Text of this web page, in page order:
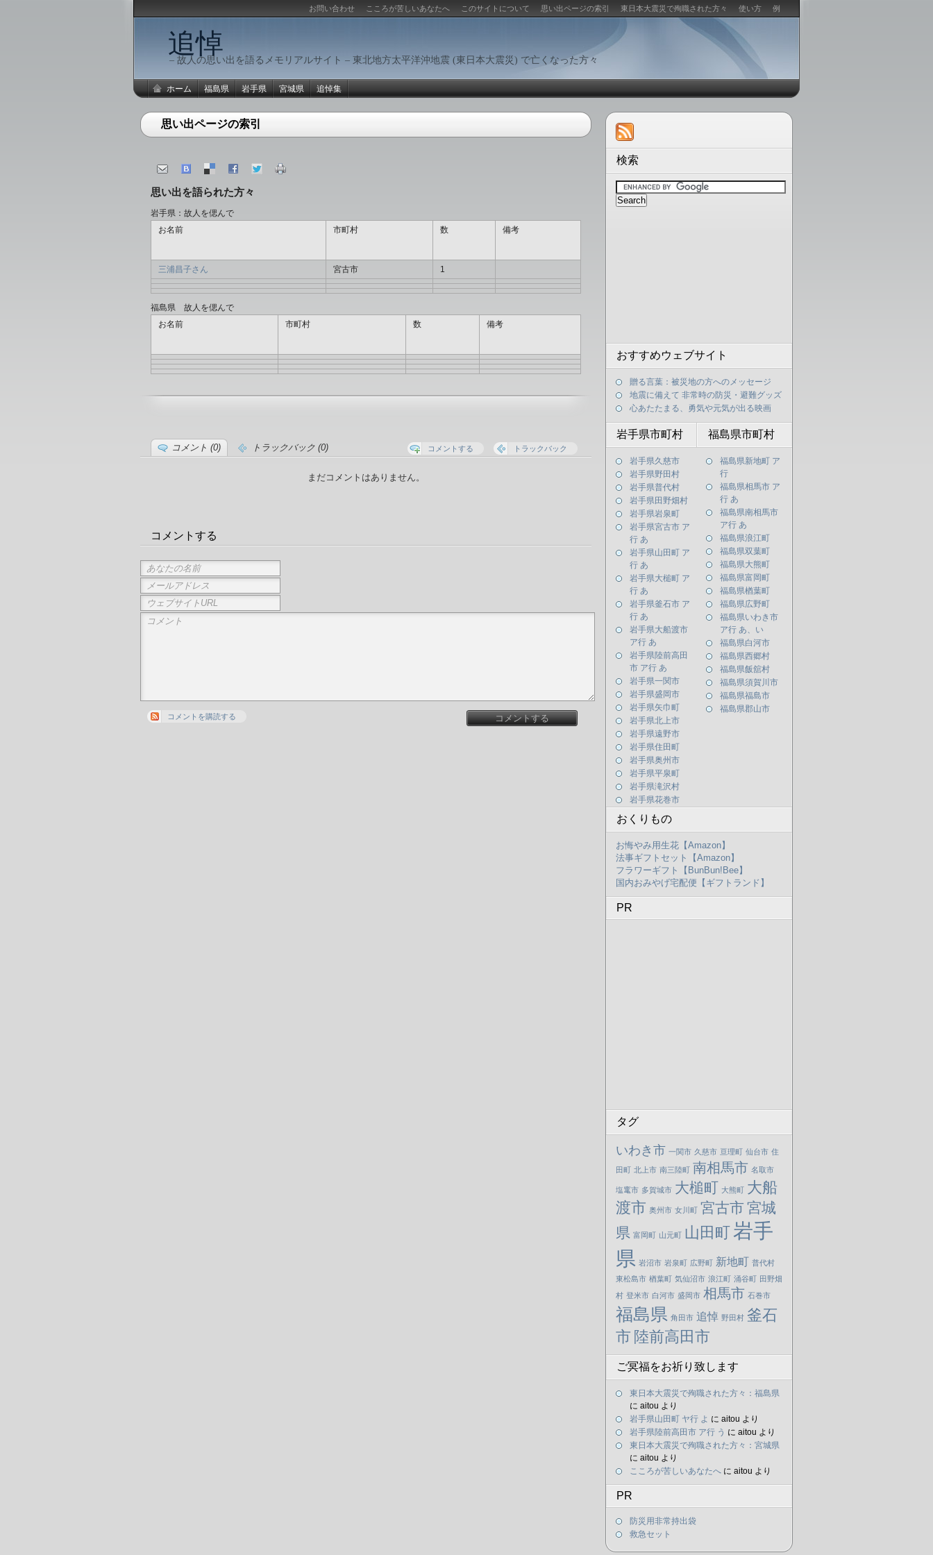
お問い合わせ こころが苦しいあなたへ このサイトについて 思い出ページの索引 東日本大震災で殉職された方々 使い方 例
追悼
– 故人の思い出を語るメモリアルサイト – 東北地方太平洋沖地震 (東日本大震災) で亡くなった方々
ホーム 福島県 岩手県 宮城県 追悼集
検索
おすすめウェブサイト
贈る言葉：被災地の方へのメッセージ
地震に備えて 非常時の防災・避難グッズ
心あたたまる、勇気や元気が出る映画
岩手県市町村
岩手県久慈市
岩手県野田村
岩手県普代村
岩手県田野畑村
岩手県岩泉町
岩手県宮古市 ア
行 あ
岩手県山田町 ア
行 あ
岩手県大槌町 ア
行 あ
岩手県釜石市 ア
行 あ
岩手県大船渡市
ア行 あ
岩手県陸前高田
市 ア行 あ
岩手県一関市
岩手県盛岡市
岩手県矢巾町
岩手県北上市
岩手県遠野市
岩手県住田町
岩手県奥州市
岩手県平泉町
岩手県滝沢村
岩手県花巻市
福島県市町村
福島県新地町 ア
行
福島県相馬市 ア
行 あ
福島県南相馬市
ア行 あ
福島県浪江町
福島県双葉町
福島県大熊町
福島県富岡町
福島県楢葉町
福島県広野町
福島県いわき市
ア行 あ、い
福島県白河市
福島県西郷村
福島県飯舘村
福島県須賀川市
福島県福島市
福島県郡山市
おくりもの
お悔やみ用生花【Amazon】
法事ギフトセット【Amazon】
フラワーギフト【BunBun!Bee】
国内おみやげ宅配便【ギフトランド】
PR
タグ
いわき市 一関市 久慈市 亘理町 仙台市 住
田町 北上市 南三陸町 南相馬市 名取市
塩竃市 多賀城市 大槌町 大熊町 大船
渡市 奥州市 女川町 宮古市 宮城
県 富岡町 山元町 山田町 岩手
県 岩沼市 岩泉町 広野町 新地町 普代村
東松島市 楢葉町 気仙沼市 浪江町 涌谷町 田野畑
村 登米市 白河市 盛岡市 相馬市 石巻市
福島県 角田市 追悼 野田村 釜石
市 陸前高田市
ご冥福をお祈り致します
東日本大震災で殉職された方々：福島県
に aitou より
岩手県山田町 ヤ行 よ に aitou より
岩手県陸前高田市 ア行 う に aitou より
東日本大震災で殉職された方々：宮城県
に aitou より
こころが苦しいあなたへ に aitou より
PR
防災用非常持出袋
救急セット
思い出ページの索引
思い出を語られた方々
岩手県：故人を偲んで
お名前
市町村 数 備考
三浦昌子さん 宮古市 1
福島県 故人を偲んで
お名前
市町村 数 備考
コメント (0) トラックバック (0) コメントする トラックバック
まだコメントはありません。
コメントする
コメントを購読する コメントする